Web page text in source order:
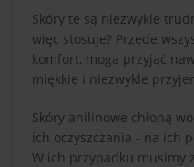
Skóry te są niezwykle
więc stosuje? Przede
komfort, mogą przyjąć
miękkie i niezwykle
Skóry anilinowe chłoną
ich oczyszczania - na ich
W ich przypadku musimy